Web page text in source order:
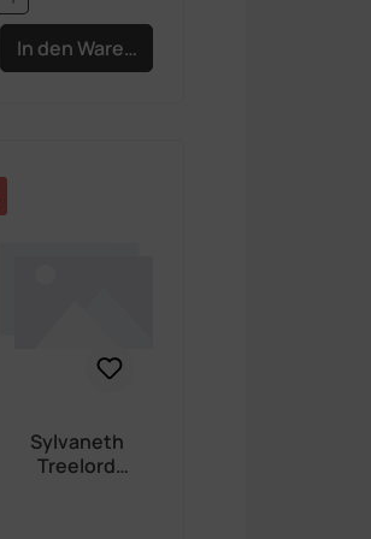
In den Warenkorb
Sylvaneth
Treelord